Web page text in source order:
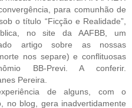
para comunhão de
o título “Ficção e Realidade”,
no site da AAFBB, um
artigo sobre as nossas
nos separe) e conflituosas
BB-Previ. A conferir.
Pereira.
de alguns, com o
no blog, gera inadvertidamente